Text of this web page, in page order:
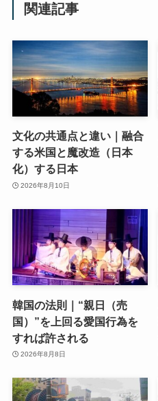
関連記事
文化の共通点と違い｜融合
する米国と魔改造（日本
化）する日本
2026年8月10日
韓国の法則｜“親日（売
国）”を上回る愛国行為を
すれば許される
2026年8月8日